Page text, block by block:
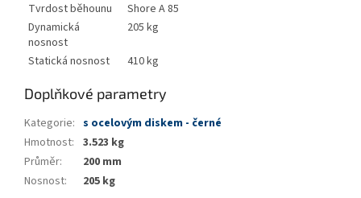
Tvrdost běhounu
Shore A 85
Dynamická
nosnost
205 kg
Statická nosnost 410 kg
Doplňkové parametry
Kategorie: s ocelovým diskem - černé
Hmotnost: 3.523 kg
Průměr:
200 mm
Nosnost: 205 kg